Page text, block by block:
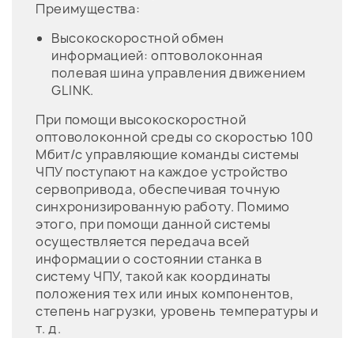
Преимущества:
Высокоскоростной обмен
информацией: оптоволоконная
полевая шина управления движением
GLINK.
При помощи высокоскоростной
оптоволоконной среды со скоростью 100
Мбит/с управляющие команды системы
ЧПУ поступают на каждое устройство
сервопривода, обеспечивая точную
синхронизированную работу. Помимо
этого, при помощи данной системы
осуществляется передача всей
информации о состоянии станка в
систему ЧПУ, такой как координаты
положения тех или иных компонентов,
степень нагрузки, уровень температуры и
т. д.